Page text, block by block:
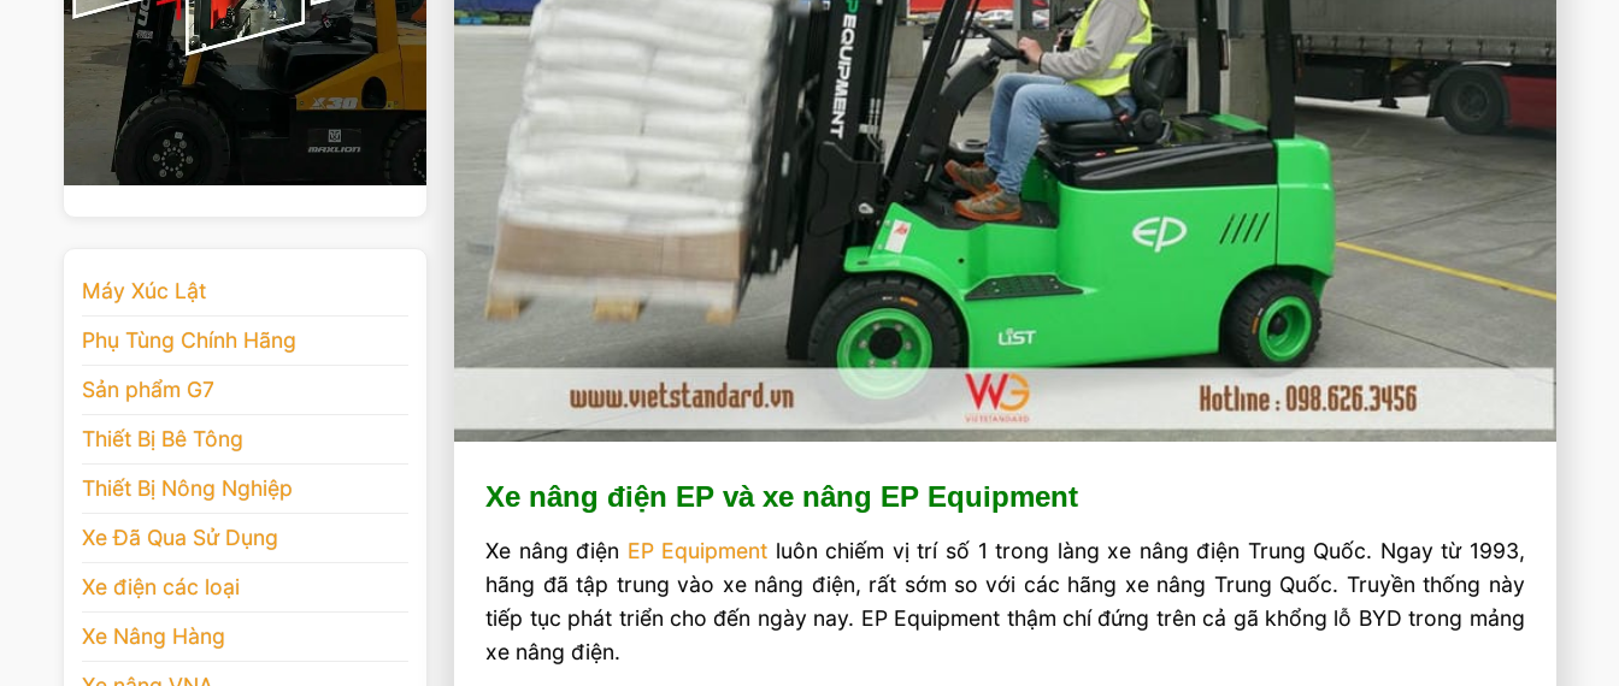
Máy Xúc Lật
Phụ Tùng Chính Hãng
Sản phẩm G7
Thiết Bị Bê Tông
Thiết Bị Nông Nghiệp
Xe Đã Qua Sử Dụng
Xe điện các loại
Xe Nâng Hàng
Xe nâng điện EP vàxe nâng EP Equipment
Xe nâng điện EP Equipment luôn chiếm vị trí số 1 trong làng xe nâng điện Trung Quốc. Ngay từ 1993,
hãng đã tập trung vào xe nâng điện, rất sớm so với các hãng xe nâng Trung Quốc. Truyền thống này
tiếp tục phát triển cho đến ngày nay. EP Equipment thậm chí đứng trên cả gã khổng lỗ BYD trong mảng
xe nâng điện.